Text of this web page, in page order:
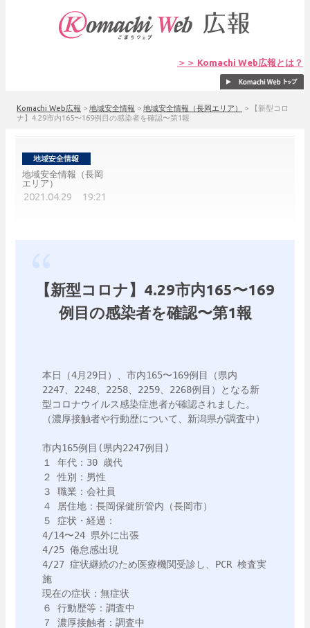
＞＞ Komachi Web広報とは？
Komachi Web広報 > 地域安全情報 > 地域安全情報（長岡エリア） >
【新型コロ
ナ】4.29市内165〜169例目の感染者を確認〜第1報
地域安全情報（長岡
エリア）
2021.04.29 19:21
【新型コロナ】4.29市内165〜169
例目の感染者を確認〜第1報
本日（4月29日）、市内165〜169例目（県内
2247、2248、2258、2259、2268例目）となる新
型コロナウイルス感染症患者が確認されました。
（濃厚接触者や行動歴について、新潟県が調査中）
市内165例目(県内2247例目)
１ 年代：30 歳代
２ 性別：男性
３ 職業：会社員
４ 居住地：長岡保健所管内（長岡市）
５ 症状・経過：
4/14〜24 県外に出張
4/25 倦怠感出現
4/27 症状継続のため医療機関受診し、PCR 検査実
施
現在の症状：無症状
６ 行動歴等：調査中
７ 濃厚接触者：調査中